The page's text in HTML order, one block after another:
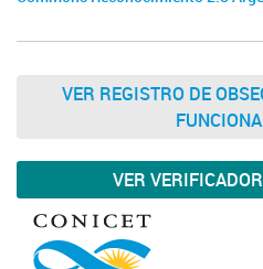
VER REGISTRO DE
VER